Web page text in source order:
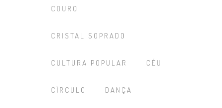
COURO
CRISTAL SOPRADO
CULTURA POPULAR CÉU
CÍRCULO DANÇA